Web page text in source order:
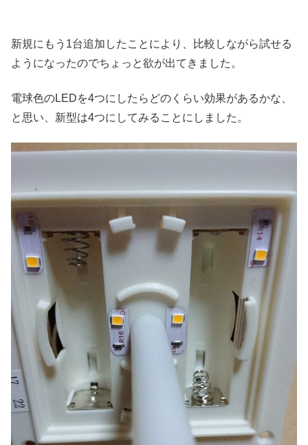
新規にもう1台追加したことにより、比較しながら試せる
ようになったのでちょっと欲が出てきました。
電球色のLEDを4つにしたらどのくらい効果があるかな、
と思い、新型は4つにしてみることにしました。